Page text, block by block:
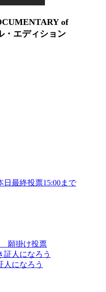
of
・エディション
日最終投票15:00まで
願掛け投票
になろう